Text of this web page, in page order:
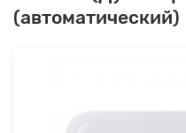
(автоматический)